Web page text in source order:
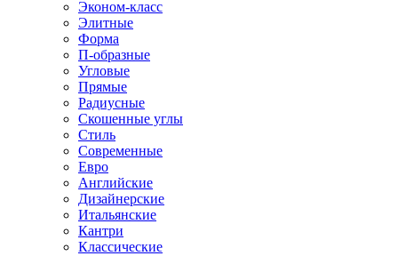
Эконом-класс
Элитные
Форма
П-образные
Угловые
Прямые
Радиусные
Скошенные углы
Стиль
Современные
Евро
Английские
Дизайнерские
Итальянские
Кантри
Классические